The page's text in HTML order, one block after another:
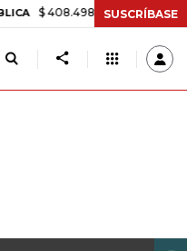
$ 408.498,97 +$ 8.753,81
SUSCRÍBASE